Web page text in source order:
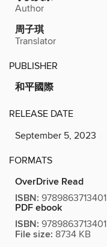
Author
周子琪
Translator
PUBLISHER
和平國際
RELEASE DATE
September 5, 2023
FORMATS
OverDrive Read
ISBN: 9789863713401
PDF ebook
ISBN: 9789863713401
File size: 8734 KB